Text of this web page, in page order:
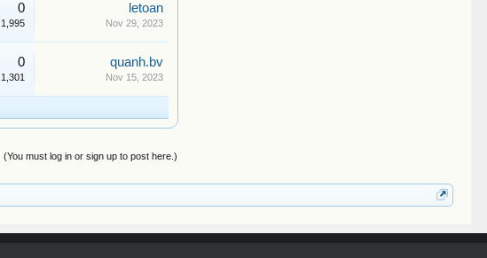
0
1,995
letoan
Nov 29, 2023
0
1,301
quanh.bv
Nov 15, 2023
(You must log in or sign up to post here.)